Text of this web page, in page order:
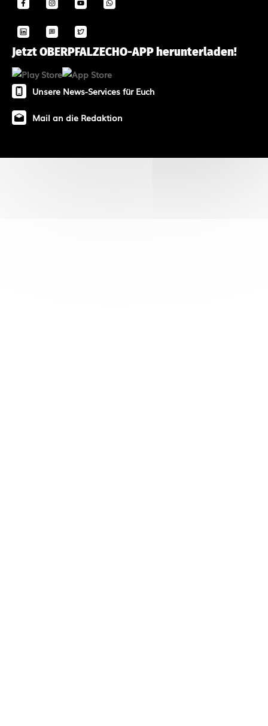
Jetzt OBERPFALZECHO-APP herunterladen!
Unsere News-Services für Euch
Mail an die Redaktion